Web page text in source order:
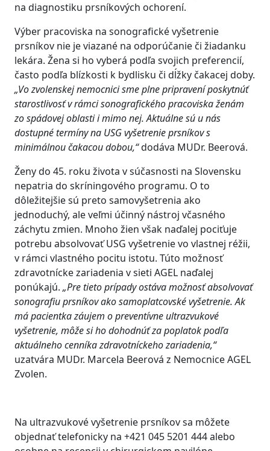
na diagnostiku prsníkových ochorení.
Výber pracoviska na sonografické vyšetrenie
prsníkov nie je viazané na odporúčanie či žiadanku
lekára. Žena si ho vyberá podľa svojich preferencií,
často podľa blízkosti k bydlisku či dĺžky čakacej doby.
„Vo zvolenskej nemocnici sme plne pripravení poskytnúť
starostlivosť v rámci sonografického pracoviska ženám
zo spádovej oblasti i mimo nej. Aktuálne sú u nás
dostupné termíny na USG vyšetrenie prsníkov s
minimálnou čakacou dobou,“dodáva MUDr. Beerová.
Ženy do 45. roku života v súčasnosti na Slovensku
nepatria do skríningového programu. O to
dôležitejšie sú preto samovyšetrenia ako
jednoduchý, ale veľmi účinný nástroj včasného
záchytu zmien. Mnoho žien však naďalej pociťuje
potrebu absolvovať USG vyšetrenie vo vlastnej réžii,
v rámci vlastného pocitu istotu. Túto možnosť
zdravotnícke zariadenia v sieti AGEL naďalej
ponúkajú. „Pre tieto prípady ostáva možnosť absolvovať
sonografiu prsníkov ako samoplatcovské vyšetrenie. Ak
má pacientka záujem o preventívne ultrazvukové
vyšetrenie, môže si ho dohodnúť za poplatok podľa
aktuálneho cenníka zdravotníckeho zariadenia,“
uzatvára MUDr. Marcela Beerová z Nemocnice AGEL
Zvolen.
Na ultrazvukové vyšetrenie prsníkov sa môžete
objednať telefonicky na +421 045 5201 444 alebo